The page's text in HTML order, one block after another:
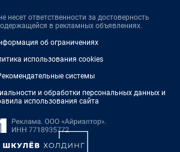
несет ответственности за достоверность
в рекламных объявлениях.
об ограничениях
использования cookies
системы
и обработки персональных данных и
использования сайта